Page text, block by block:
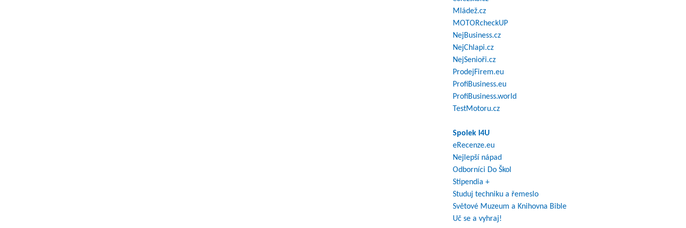
Mládež.cz
MOTORcheckUP
NejBusiness.cz
NejChlapi.cz
NejSenioři.cz
ProdejFirem.eu
ProfiBusiness.eu
ProfiBusiness.world
TestMotoru.cz
Spolek I4U
eRecenze.eu
Nejlepší nápad
Odborníci Do Škol
Stipendia +
Studuj techniku a řemeslo
Světové Muzeum a Knihovna Bible
Uč se a vyhraj!